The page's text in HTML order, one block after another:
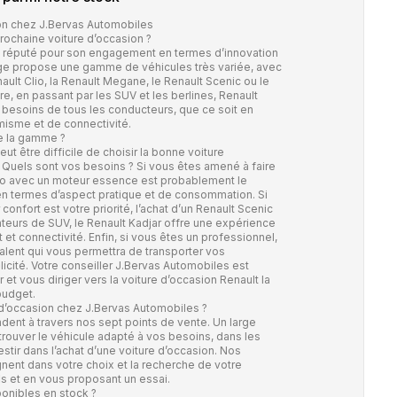
chez J.Bervas Automobiles
voiture d’occasion ?
pour son engagement en termes d’innovation
propose une gamme de véhicules très variée, avec
Clio, la Renault Megane, le Renault Scenic ou le
en passant par les SUV et les berlines, Renault
de tous les conducteurs, que ce soit en
et de connectivité.
la gamme ?
être difficile de choisir la bonne voiture
sont vos besoins ? Si vous êtes amené à faire
avec un moteur essence est probablement le
termes d’aspect pratique et de consommation. Si
est votre priorité, l’achat d’un Renault Scenic
de SUV, le Renault Kadjar offre une expérience
connectivité. Enfin, si vous êtes un professionnel,
qui vous permettra de transporter vos
Votre conseiller J.Bervas Automobiles est
vous diriger vers la voiture d’occasion Renault la
chez J.Bervas Automobiles ?
à travers nos sept points de vente. Un large
le véhicule adapté à vos besoins, dans les
dans l’achat d’une voiture d’occasion. Nos
dans votre choix et la recherche de votre
et en vous proposant un essai.
en stock ?